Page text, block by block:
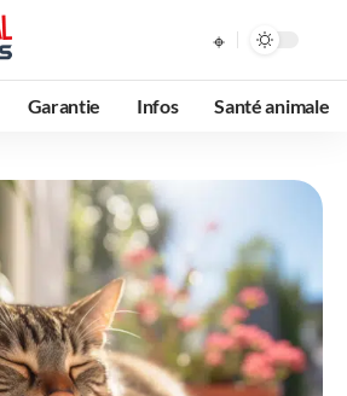
Garantie Infos Santé animale